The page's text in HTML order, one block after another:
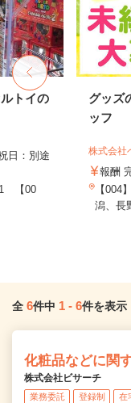
トイの
日：別途
1 【00
グッズ
ッフ
株式会社
報酬
【004
潟、長
全 6件中 1 - 6件を表示
化粧品などに関
株式会社ビサーチ
業務委託 登録制 在